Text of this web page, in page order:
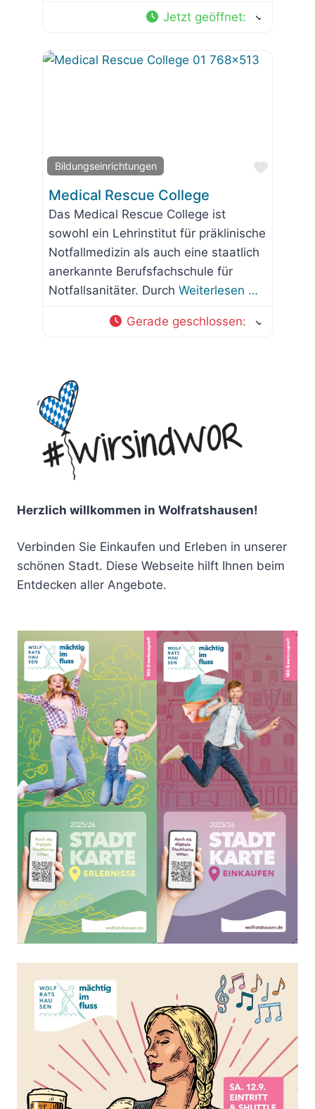
Jetzt geöffnet:
Bildungseinrichtungen
Favorit
Medical Rescue College
Das Medical Rescue College ist
sowohl ein Lehrinstitut für präklinische
Notfallmedizin als auch eine staatlich
anerkannte Berufsfachschule für
Notfallsanitäter. Durch Weiterlesen …
Gerade geschlossen:
Herzlich willkommen in Wolfratshausen!
Verbinden Sie Einkaufen und Erleben in unserer
schönen Stadt. Diese Webseite hilft Ihnen beim
Entdecken aller Angebote.